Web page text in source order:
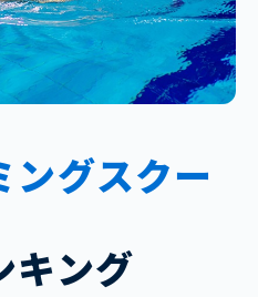
ングスクー
キング